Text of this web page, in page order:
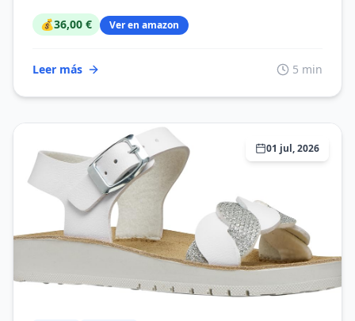
💰36,00 € Ver en amazon
Leer más 5 min
01 jul, 2026